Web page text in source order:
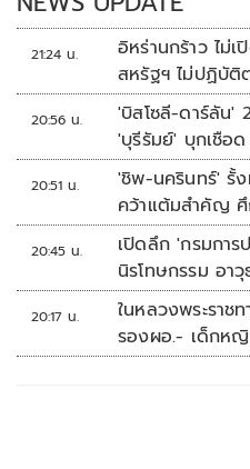
21:24 น.
อิหร่านกร้าว ไม่
สหรัฐฯ ไม่ปฏิบัติ
20:56 น.
'บิสโซลี-ดาร์ลัน'
'บุรีรัมย์' บุกเชือ
นัดรวด
20:51 น.
'ชิพ-นครินทร์' รั้
คว้าแต้มสำคัญ ศึ
20:45 น.
เปิดลึก 'กรมกา
นิรโทษกรรม อา
20:17 น.
ในหลวงพระราช
รองผอ.- เด็กห